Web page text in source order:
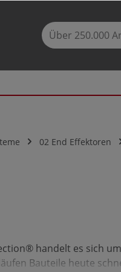
02 End Effektoren
handelt es sich
Bauteile heute